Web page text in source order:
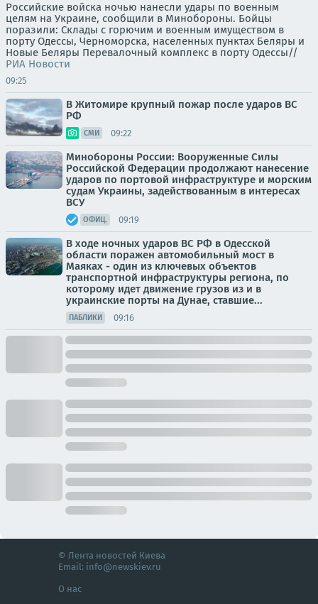
Российские войска ночью нанесли удары по военным
целям на Украине, сообщили в Минобороны. Бойцы
поразили: Склады с горючим и военным имуществом в
порту Одессы, Черноморска, населенных пунктах Беляры и
Новые Беляры Перевалочный комплекс в порту Одессы//
РИА Новости
09:25
В Житомире крупный пожар после ударов ВС
РФ
СМИ 09:22
Минобороны России: Вооруженные Силы
Российской Федерации продолжают нанесение
ударов по портовой инфраструктуре и морским
судам Украины, задействованным в интересах
ВСУ
ОФИЦ. 09:19
В ходе ночных ударов ВС РФ в Одесской
области поражен автомобильный мост в
Маяках - один из ключевых объектов
транспортной инфраструктуры региона, по
которому идет движение грузов из и в
украинские порты на Дунае, ставшие...
ПАБЛИКИ 09:16
© Лента новостей Киева
Email: info@newskiev.ru
О нас